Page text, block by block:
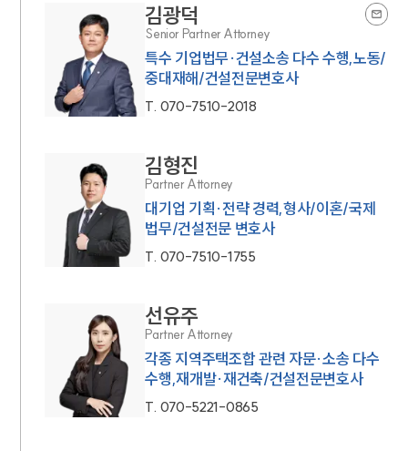
김광덕
Senior Partner Attorney
특수 기업법무·건설소송 다수 수행,노동/
중대재해/건설전문변호사
T. 070-7510-2018
김형진
Partner Attorney
대기업 기획·전략 경력,형사/이혼/국제
법무/건설전문 변호사
T. 070-7510-1755
선유주
Partner Attorney
각종 지역주택조합 관련 자문·소송 다수
수행,재개발·재건축/건설전문변호사
T. 070-5221-0865